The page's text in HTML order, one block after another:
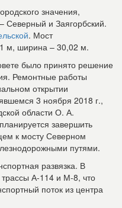
значения,
Северный и Заягорбский.
. Мост
м, ширина – 30,02 м.
было принято решение
Ремонтные работы
открытии
3 ноября 2018 г.,
области О. А.
завершить
к мосту Северном
путями.
развязка. В
А-114 и М-8, что
поток из центра